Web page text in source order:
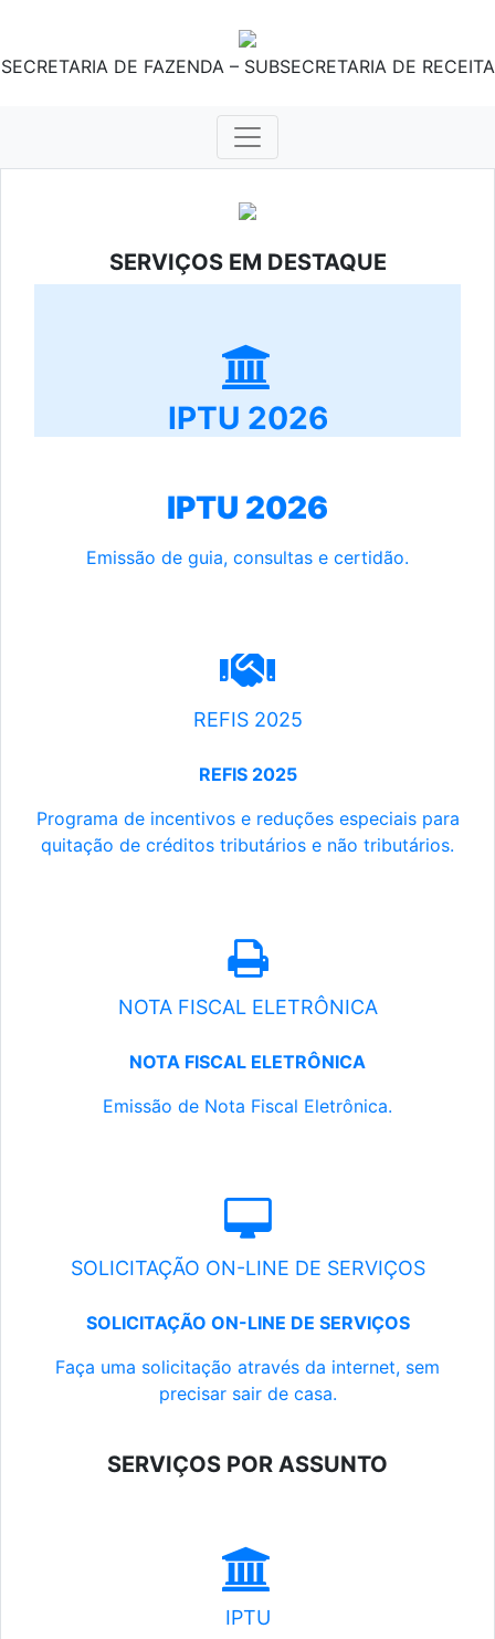
SECRETARIA DE FAZENDA – SUBSECRETARIA DE RECEITA
SERVIÇOS EM DESTAQUE
IPTU 2026
IPTU 2026
Emissão de guia, consultas e certidão.
REFIS 2025
REFIS 2025
Programa de incentivos e reduções especiais para
quitação de créditos tributários e não tributários.
NOTA FISCAL ELETRÔNICA
NOTA FISCAL ELETRÔNICA
Emissão de Nota Fiscal Eletrônica.
SOLICITAÇÃO ON-LINE DE SERVIÇOS
SOLICITAÇÃO ON-LINE DE SERVIÇOS
Faça uma solicitação através da internet, sem
precisar sair de casa.
SERVIÇOS POR ASSUNTO
IPTU